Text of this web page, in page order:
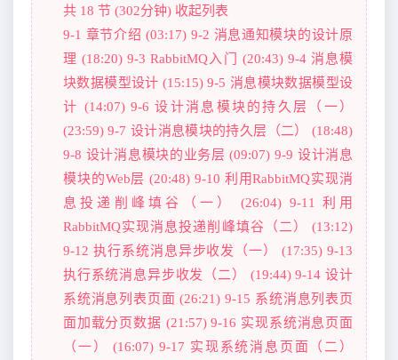
共 18 节 (302分钟) 收起列表
9-1 章节介绍 (03:17) 9-2 消息通知模块的设计原
理 (18:20) 9-3 RabbitMQ入门 (20:43) 9-4 消息模
块数据模型设计 (15:15) 9-5 消息模块数据模型设
计 (14:07) 9-6 设计消息模块的持久层（一）
(23:59) 9-7 设计消息模块的持久层（二） (18:48)
9-8 设计消息模块的业务层 (09:07) 9-9 设计消息
模块的Web层 (20:48) 9-10 利用RabbitMQ实现消
息投递削峰填谷（一） (26:04) 9-11 利用
RabbitMQ实现消息投递削峰填谷（二） (13:12)
9-12 执行系统消息异步收发（一） (17:35) 9-13
执行系统消息异步收发（二） (19:44) 9-14 设计
系统消息列表页面 (26:21) 9-15 系统消息列表页
面加载分页数据 (21:57) 9-16 实现系统消息页面
（一） (16:07) 9-17 实现系统消息页面（二）